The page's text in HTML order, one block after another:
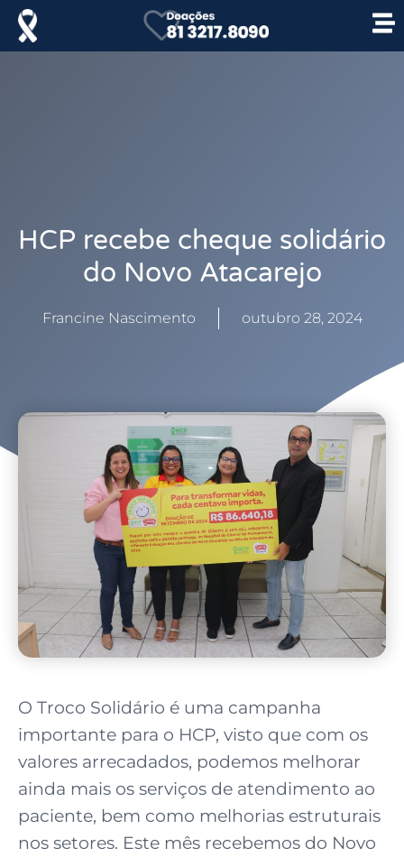
HCP recebe cheque solidário
do Novo Atacarejo
Francine Nascimento outubro 28, 2024
O Troco Solidário é uma campanha
importante para o HCP, visto que com os
valores arrecadados, podemos melhorar
ainda mais os serviços de atendimento ao
paciente, bem como melhorias estruturais
nos setores. Este mês recebemos do Novo